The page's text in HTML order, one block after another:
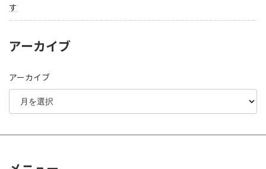
す
アーカイブ
アーカイブ